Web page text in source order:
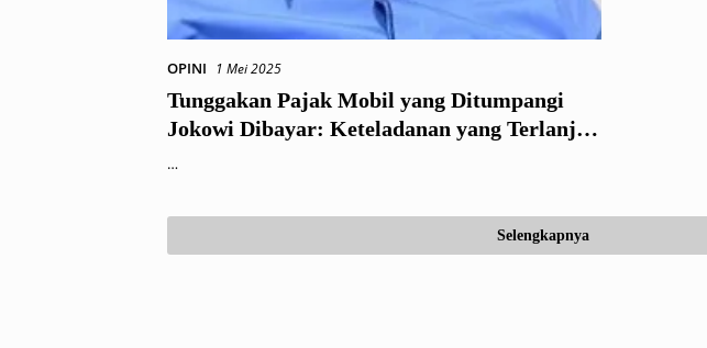
OPINI 1 Mei 2025
Tunggakan Pajak Mobil yang Ditumpangi
Jokowi Dibayar: Keteladanan yang Terlanjur
…
Selengkapnya